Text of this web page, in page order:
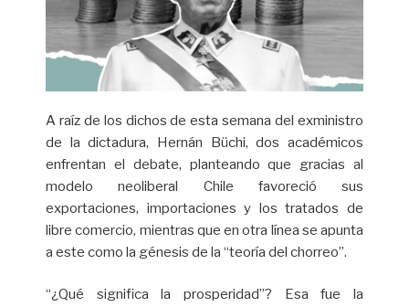
A raíz de los dichos de esta semana del exministro
de la dictadura, Hernán Büchi, dos académicos
enfrentan el debate, planteando que gracias al
modelo neoliberal Chile favoreció sus
exportaciones, importaciones y los tratados de
libre comercio, mientras que en otra línea se apunta
a este como la génesis de la “teoría del chorreo”.
“¿Qué significa la prosperidad”? Esa fue la